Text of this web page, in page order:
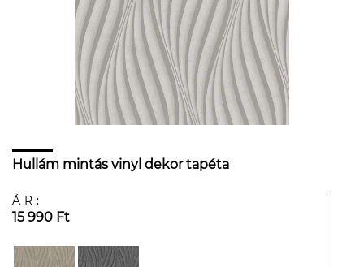
Hullám mintás vinyl dekor tapéta
ÁR:
15 990 Ft